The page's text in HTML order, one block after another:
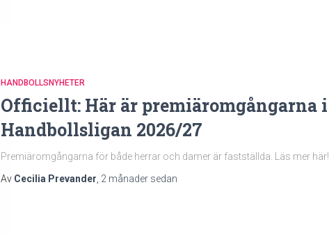
HANDBOLLSNYHETER
Officiellt: Här är premiäromgångarna i
Handbollsligan 2026/27
Premiäromgångarna för både herrar och damer är fastställda. Läs mer här!
Av Cecilia Prevander, 2 månadersedan